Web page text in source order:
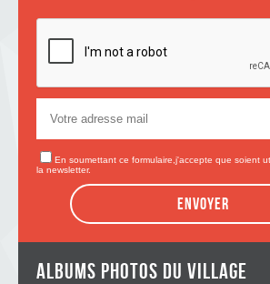
En soumettant ce formulaire,j'accepte que soient
la newsletter.
Envoyer
albums photos du village